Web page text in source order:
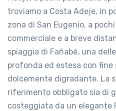
troviamo a Costa Adeje, in
zona di San Eugenio, a
commerciale e a breve
spiaggia di Fañabé, una
profonda ed estesa con
dolcemente digradante. La
riferimento obbligato sia di
costeggiata da un elegante